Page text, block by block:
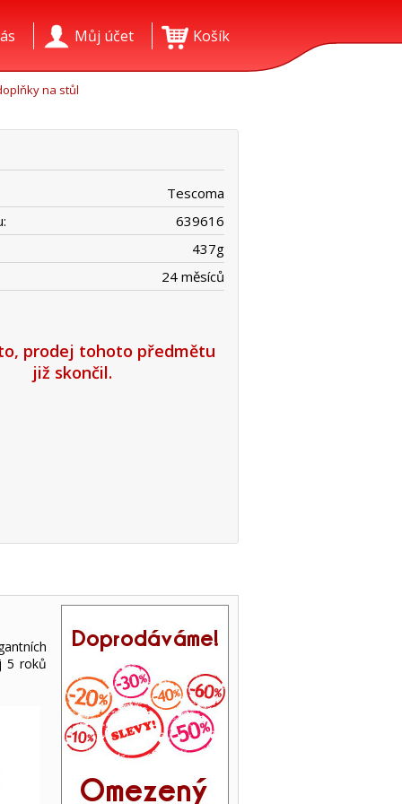
Košík
Můj účet
na stůl
Tescoma
639616
437g
24 měsíců
prodej tohoto předmětu
již skončil.
5 roků